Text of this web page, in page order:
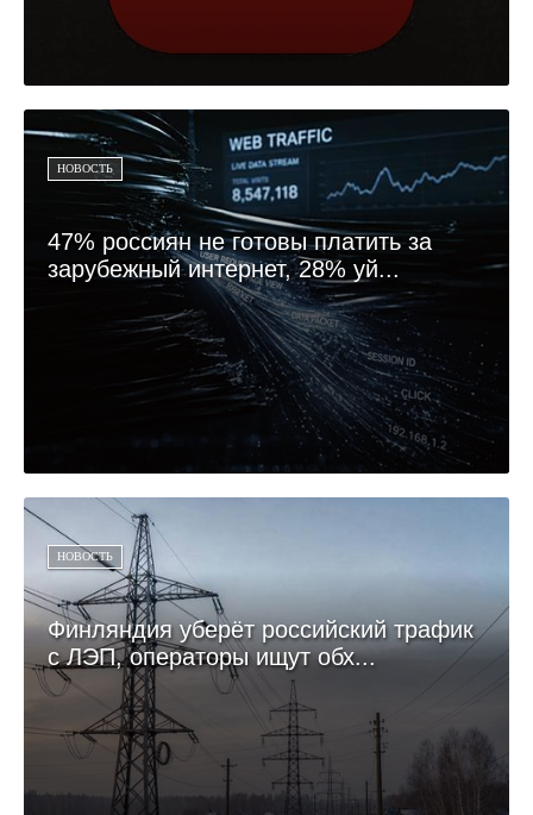
НОВОСТЬ
47% россиян не готовы платить за
зарубежный интернет, 28% уй...
НОВОСТЬ
Финляндия уберёт российский трафик
с ЛЭП, операторы ищут обх...